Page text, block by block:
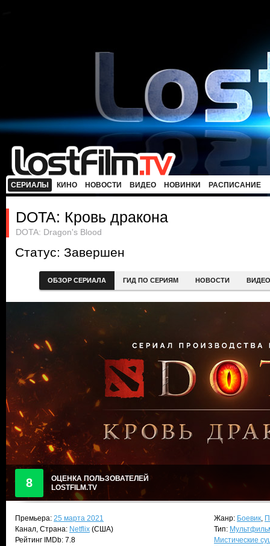
СЕРИАЛЫ КИНО НОВОСТИ ВИДЕО НОВИНКИ РАСПИСАНИЕ
DOTA: Кровь дракона
DOTA: Dragon's Blood
Статус: Завершен
ОБЗОР СЕРИАЛА ГИД ПО СЕРИЯМ НОВОСТИ ВИДЕО
8
ОЦЕНКА ПОЛЬЗОВАТЕЛЕЙ
LOSTFILM.TV
Премьера: 25 марта 2021
Канал, Страна: Netflix (США)
Рейтинг IMDb: 7.8
Жанр: Боевик,
Тип:
Мистические